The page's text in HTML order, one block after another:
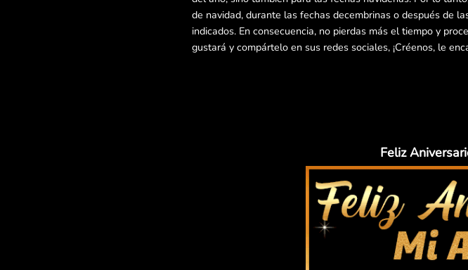
de navidad, durante las fechas decembrinas o después de
indicados. En consecuencia, no pierdas más el tiempo y
gustará y compártelo en sus redes sociales, ¡Créenos, le
Feliz